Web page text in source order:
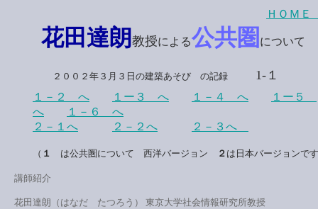
花田達朗 教授による公共圏 について
２００２年３月３日の建築あそび の記録 1-１
ＨＯＭ
講師紹介
花田達朗（はなだ たつろう） 東京大学社会情報研究所教授
１－２ へ １ー３ へ １－４ へ
１ー５
へ
１－６ へ
２－１へ
２－２へ ２－３へ
（ １ は公共圏について 西洋バージョン ２ は日本バージョンで